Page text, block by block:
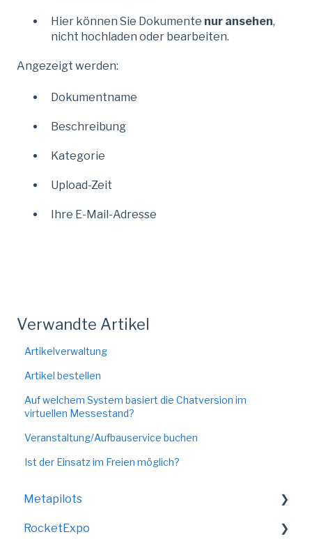
Hier können Sie Dokumente nur ansehen,
nicht hochladen oder bearbeiten.
Angezeigt werden:
Dokumentname
Beschreibung
Kategorie
Upload-Zeit
Ihre E-Mail-Adresse
Verwandte Artikel
Artikelverwaltung
Artikel bestellen
Auf welchem System basiert die Chatversion im
virtuellen Messestand?
Veranstaltung/Aufbauservice buchen
Ist der Einsatz im Freien möglich?
Metapilots
VirtualShow
RocketExpo